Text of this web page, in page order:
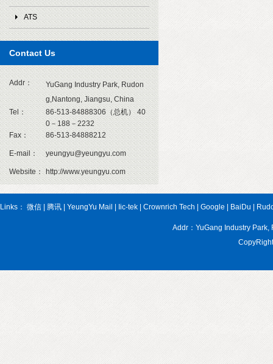
ATS
Contact Us
Addr：
YuGang Industry Park, Rudon
g,Nantong, Jiangsu, China
Tel：
86-513-84888306（总机） 40
0－188－2232
Fax：
86-513-84888212
E-mail： yeungyu@yeungyu.com
Website： http://www.yeungyu.com
Links： 微信 腾讯 YeungYu Mail Iic-tek Crownrich Tech Google BaiDu
Addr：YuGang Industry